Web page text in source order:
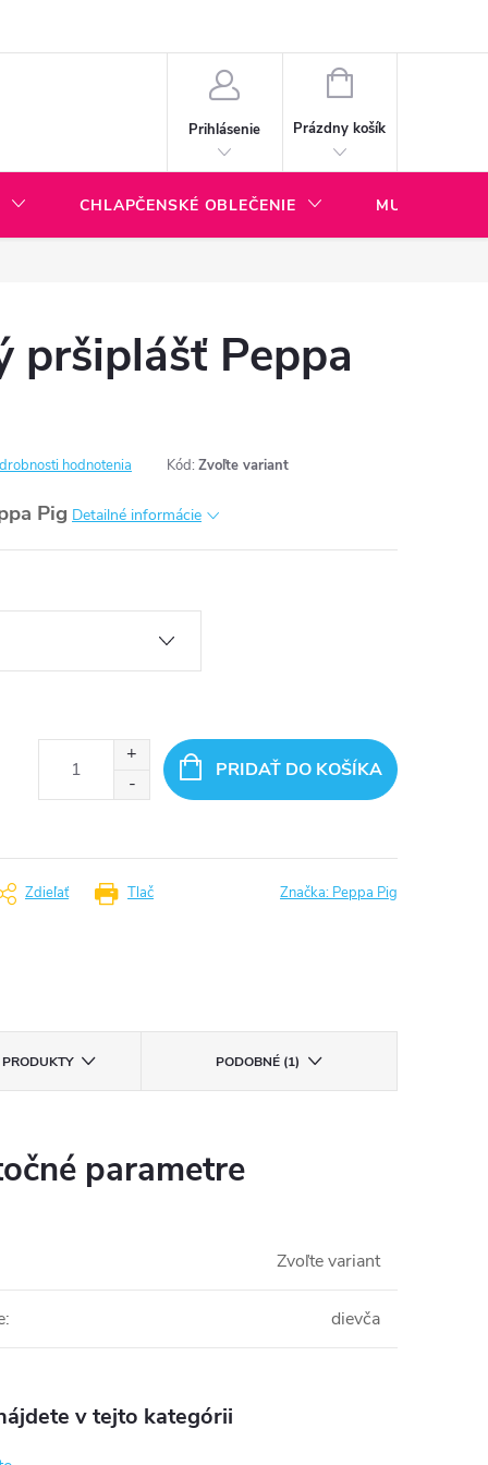
Prihlásenie
NÁKUPNÝ
Prázdny košík
CHLAPČENSKÉ OBLEČENIE MULTI
pršiplášť Peppa
hodnotenia Kód: Zvoľte variant
Pig Detailné informácie
PRIDAŤ DO KOŠÍKA
Tlač
Zdieľať Značka: Peppa Pig
PODOBNÉ (1)
parametre
Zvoľte variant
: dievča
v tejto kategórii